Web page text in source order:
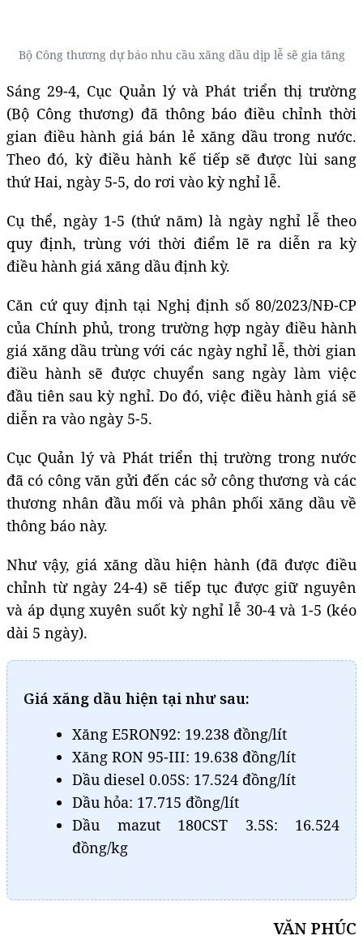
Bộ Công thương dự báo nhu cầu xăng dầu dịp lễ sẽ gia tăng
Sáng 29-4, Cục Quản lý và Phát triển thị trường
(Bộ Công thương) đã thông báo điều chỉnh thời
gian điều hành giá bán lẻ xăng dầu trong nước.
Theo đó, kỳ điều hành kế tiếp sẽ được lùi sang
thứ Hai, ngày 5-5, do rơi vào kỳ nghỉ lễ.
Cụ thể, ngày 1-5 (thứ năm) là ngày nghỉ lễ theo
quy định, trùng với thời điểm lẽ ra diễn ra kỳ
điều hành giá xăng dầu định kỳ.
Căn cứ quy định tại Nghị định số 80/2023/NĐ-CP
của Chính phủ, trong trường hợp ngày điều hành
giá xăng dầu trùng với các ngày nghỉ lễ, thời gian
điều hành sẽ được chuyển sang ngày làm việc
đầu tiên sau kỳ nghỉ. Do đó, việc điều hành giá sẽ
diễn ra vào ngày 5-5.
Cục Quản lý và Phát triển thị trường trong nước
đã có công văn gửi đến các sở công thương và các
thương nhân đầu mối và phân phối xăng dầu về
thông báo này.
Như vậy, giá xăng dầu hiện hành (đã được điều
chỉnh từ ngày 24-4) sẽ tiếp tục được giữ nguyên
và áp dụng xuyên suốt kỳ nghỉ lễ 30-4 và 1-5 (kéo
dài 5 ngày).
Giá xăng dầu hiện tại như sau:
Xăng E5RON92: 19.238 đồng/lít
Xăng RON 95-III: 19.638 đồng/lít
Dầu diesel 0.05S: 17.524 đồng/lít
Dầu hỏa: 17.715 đồng/lít
Dầu mazut 180CST 3.5S: 16.524
đồng/kg
VĂN PHÚC